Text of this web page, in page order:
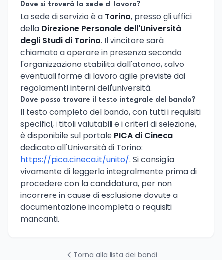
Dove si troverà la sede di lavoro?
La sede di servizio è a Torino, presso gli uffici
della Direzione Personale dell'Università
degli Studi di Torino. Il vincitore sarà
chiamato a operare in presenza secondo
l'organizzazione stabilita dall'ateneo, salvo
eventuali forme di lavoro agile previste dai
regolamenti interni dell'università.
Dove posso trovare il testo integrale del bando?
Il testo completo del bando, con tutti i requisiti
specifici, i titoli valutabili e i criteri di selezione,
è disponibile sul portale PICA di Cineca
dedicato all'Università di Torino:
https://pica.cineca.it/unito/. Si consiglia
vivamente di leggerlo integralmente prima di
procedere con la candidatura, per non
incorrere in cause di esclusione dovute a
documentazione incompleta o requisiti
mancanti.
Torna alla lista dei bandi